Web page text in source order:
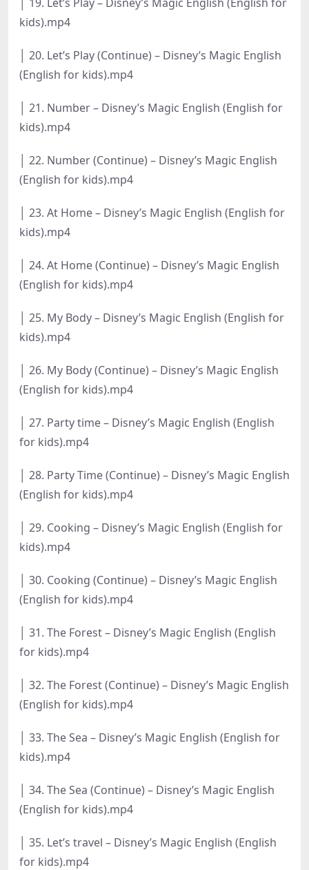
kids).mp4
│ 20. Let’s Play (Continue) – Disney’s Magic English
(English for kids).mp4
│ 21. Number – Disney’s Magic English (English for
kids).mp4
│ 22. Number (Continue) – Disney’s Magic English
(English for kids).mp4
│ 23. At Home – Disney’s Magic English (English for
kids).mp4
│ 24. At Home (Continue) – Disney’s Magic English
(English for kids).mp4
│ 25. My Body – Disney’s Magic English (English for
kids).mp4
│ 26. My Body (Continue) – Disney’s Magic English
(English for kids).mp4
│ 27. Party time – Disney’s Magic English (English
for kids).mp4
│ 28. Party Time (Continue) – Disney’s Magic English
(English for kids).mp4
│ 29. Cooking – Disney’s Magic English (English for
kids).mp4
│ 30. Cooking (Continue) – Disney’s Magic English
(English for kids).mp4
│ 31. The Forest – Disney’s Magic English (English
for kids).mp4
│ 32. The Forest (Continue) – Disney’s Magic English
(English for kids).mp4
│ 33. The Sea – Disney’s Magic English (English for
kids).mp4
│ 34. The Sea (Continue) – Disney’s Magic English
(English for kids).mp4
│ 35. Let’s travel – Disney’s Magic English (English
for kids).mp4